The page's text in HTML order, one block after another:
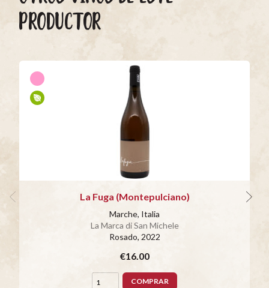
PRODUCTOR
La Fuga (Montepulciano)
Marche, Italia
La Marca di San Michele
Rosado, 2022
€16.00
COMPRAR